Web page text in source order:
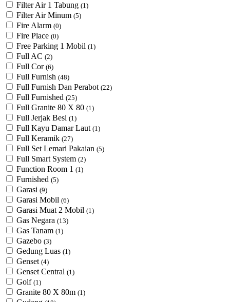
Filter Air 1 Tabung (1)
Filter Air Minum (5)
Fire Alarm (0)
Fire Place (0)
Free Parking 1 Mobil (1)
Full AC (2)
Full Cor (6)
Full Furnish (48)
Full Furnish Dan Perabot (22)
Full Furnished (25)
Full Granite 80 X 80 (1)
Full Jerjak Besi (1)
Full Kayu Damar Laut (1)
Full Keramik (27)
Full Set Lemari Pakaian (5)
Full Smart System (2)
Function Room 1 (1)
Furnished (5)
Garasi (9)
Garasi Mobil (6)
Garasi Muat 2 Mobil (1)
Gas Negara (13)
Gas Tanam (1)
Gazebo (3)
Gedung Luas (1)
Genset (4)
Genset Central (1)
Golf (1)
Granite 80 X 80m (1)